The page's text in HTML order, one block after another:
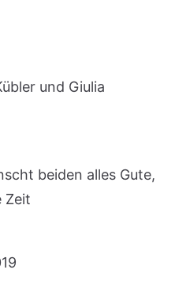
und Giulia
beiden alles Gute,
Zeit